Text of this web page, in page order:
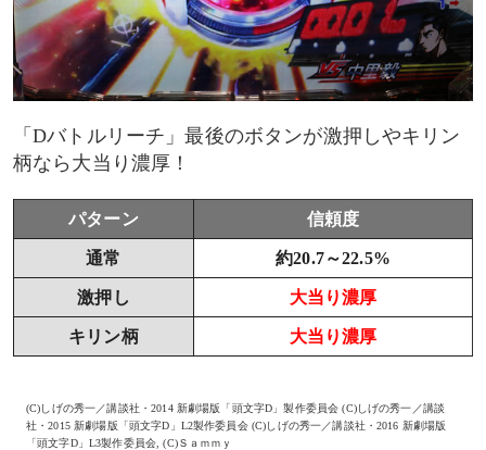
「Dバトルリーチ」最後のボタンが激押しやキリン
柄なら大当り濃厚！
パターン 信頼度
通常 約20.7～22.5%
激押し 大当り濃厚
キリン柄 大当り濃厚
(C)しげの秀一／講談社・2014 新劇場版「頭文字D」製作委員会 (C)しげの秀一／講談
社・2015 新劇場版「頭文字D」L2製作委員会 (C)しげの秀一／講談社・2016 新劇場版
「頭文字D」L3製作委員会, (C)Ｓａｍｍｙ